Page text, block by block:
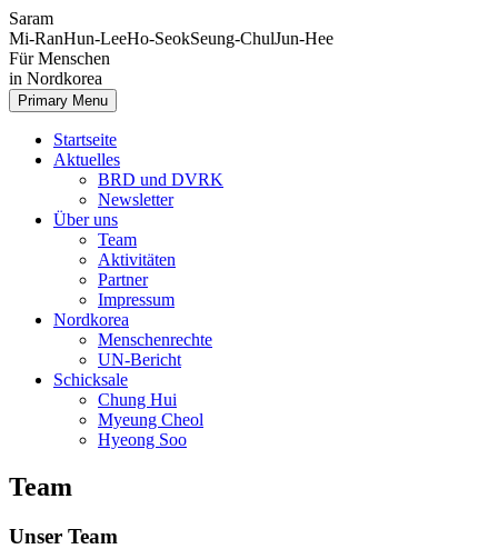
Saram
Mi-RanHun-LeeHo-SeokSeung-ChulJun-Hee
Für Menschen
in Nordkorea
Primary Menu
Startseite
Aktuelles
BRD und DVRK
Newsletter
Über uns
Team
Aktivitäten
Partner
Impressum
Nordkorea
Menschenrechte
UN-Bericht
Schicksale
Chung Hui
Myeung Cheol
Hyeong Soo
Team
Unser Team